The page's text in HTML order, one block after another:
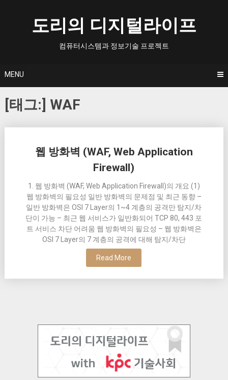
도리의 디지털라이프
컴퓨터시스템과 정보기술 프로젝트
MENU
[태그:] WAF
웹 방화벽 (WAF, Web Application
Firewall)
1. 웹 방화벽 (WAF, Web Application Firewall)의 개요 (1)
웹 방화벽의 필요성 일반 방화벽의 문제점 및 최근 동향 –
일반 방화벽은 OSI 7 Layer의 1~4 계층의 공격만 탐지/차
단이 가능 – 최근 웹 서비스가 일반화되어 TCP 80, 443 포
트 서비스 차단 어려움 웹 방화벽의 필요성 – 웹 방화벽은
OSI 7 Layer의 7 계층의 공격에 대해 탐지/차단
Read More
navigation